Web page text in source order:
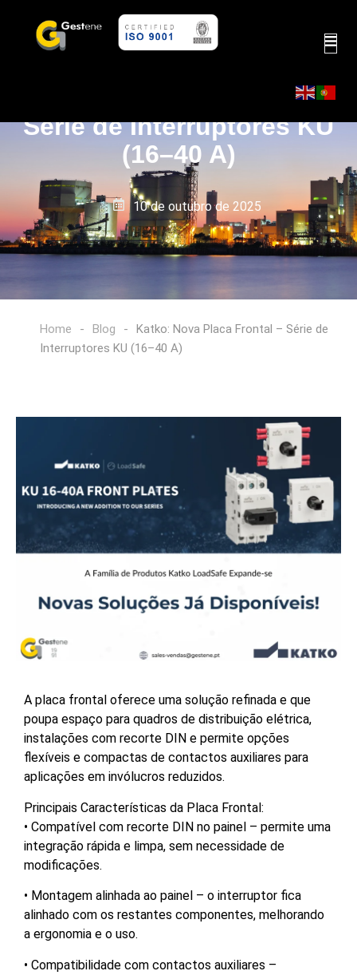
Katko: Nova Placa Frontal –
Série de Interruptores KU
(16–40 A)
10 de outubro de 2025
Home - Blog -
Katko: Nova Placa Frontal – Série de
Interruptores KU (16–40 A)
A placa frontal oferece uma solução refinada e que
poupa espaço para quadros de distribuição elétrica,
instalações com recorte DIN e permite opções
flexíveis e compactas de contactos auxiliares para
aplicações em invólucros reduzidos.
Principais Características da Placa Frontal:
• Compatível com recorte DIN no painel – permite uma
integração rápida e limpa, sem necessidade de
modificações.
• Montagem alinhada ao painel – o interruptor fica
alinhado com os restantes componentes, melhorando
a ergonomia e o uso.
• Compatibilidade com contactos auxiliares –